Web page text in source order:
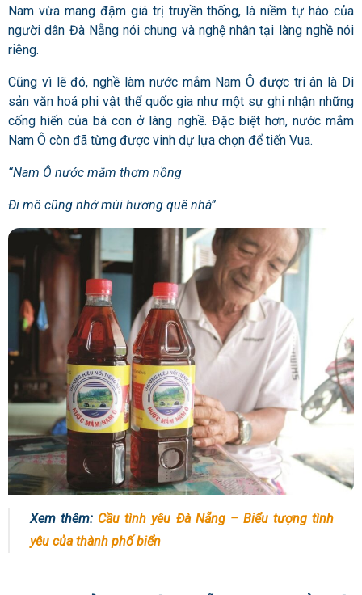
Nam vừa mang đậm giá trị truyền thống, là niềm tự hào của
người dân Đà Nẵng nói chung và nghệ nhân tại làng nghề nói
riêng.
Cũng vì lẽ đó, nghề làm nước mắm Nam Ô được tri ân là Di
sản văn hoá phi vật thể quốc gia như một sự ghi nhận những
cống hiến của bà con ở làng nghề. Đặc biệt hơn, nước mắm
Nam Ô còn đã từng được vinh dự lựa chọn để tiến Vua.
“Nam Ô nước mắm thơm nồng
Đi mô cũng nhớ mùi hương quê nhà”
Xem thêm: Cầu tình yêu Đà Nẵng – Biểu tượng tình
yêu của thành phố biển